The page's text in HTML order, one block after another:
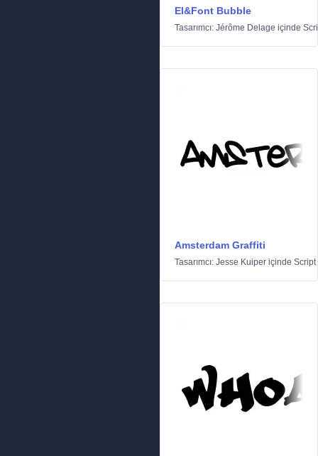
El&Font Bubble
Tasarımcı: Jérôme Delage içinde
Amsterdam Graffiti
Tasarımcı: Jesse Kuiper içinde Script